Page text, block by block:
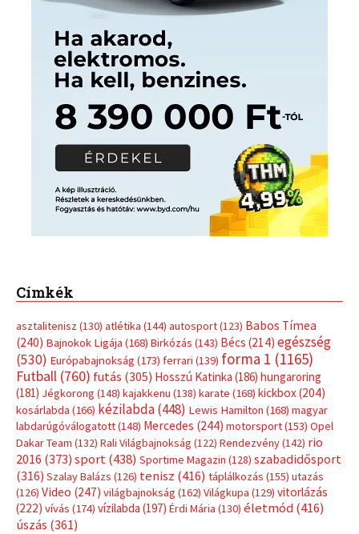
Címkék
asztalitenisz (130) atlétika (144) autosport(123) Babos Tímea
(240) Bajnokok Ligája (168) Birkózás (143) Bécs (214) egészség
(530) Európabajnokság (173) ferrari (139) forma 1 (1165)
Futball (760) futás (305) Hosszú Katinka (186) hungaroring
(181) Jégkorong (148) kajakkenu (138) karate (168) kickbox(204)
kosárlabda (166) kézilabda(448) Lewis Hamilton (168) magyar
labdarúgóválogatott(148) Mercedes (244) motorsport(153) Opel
Dakar Team (132) Rali Világbajnokság (122) Rendezvény(142) rio
2016 (373) sport(438) Sportime Magazin (128) szabadidősport
(316) Szalay Balázs (126) tenisz (416) táplálkozás (155) utazás
(126) Video (247) világbajnokság (162) Világkupa (129) vitorlázás
(222) vívás (174) vízilabda (197) Érdi Mária (130) életmód(416)
úszás (361)